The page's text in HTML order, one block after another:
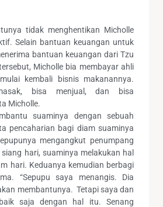
tidak menghentikan Micholle
Selain bantuan keuangan untuk
bantuan keuangan dari Tzu
Micholle bia membayar ahli
kembali bisnis makanannya.
bisa menjual, dan bisa
Micholle.
suaminya dengan sebuah
pencaharian bagi diam suaminya
mengangkut penumpang
hari, suaminya melakukan hal
hari. Keduanya kemudian berbagi
“Sepupu saya menangis. Dia
membantunya. Tetapi saya dan
saja dengan hal itu. Senang